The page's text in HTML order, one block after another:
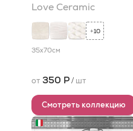
Love Ceramic
+10
35x70см
от 350 Р/ шт
Смотреть коллекцию